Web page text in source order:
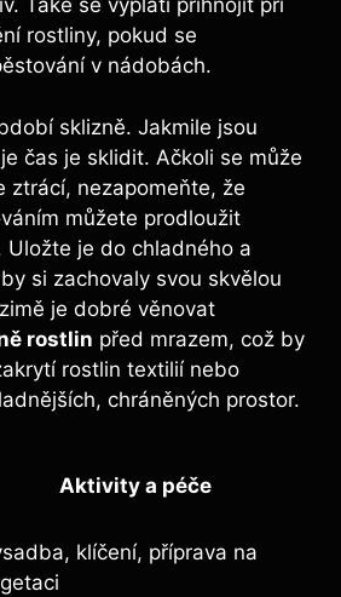
Také se vyplatí přihnojit při
rostliny, pokud se
v nádobách.
sklizně. Jakmile jsou
čas je sklidit. Ačkoli se může
ztrácí, nezapomeňte, že
můžete prodloužit
je do chladného a
si zachovaly svou skvělou
je dobré věnovat
rostlin před mrazem, což by
rostlin textilií nebo
chráněných prostor.
Aktivity a péče
klíčení, příprava na